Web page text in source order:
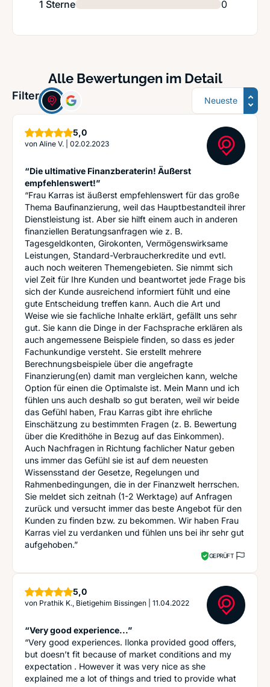
1 Sterne 0
Alle Bewertungen im Detail
Filter: Sortierung
5,0Sterne
von Aline V. 02.02.2023
“Die ultimative Finanzberaterin! Äußerst
empfehlenswert!”
“Frau Karras ist äußerst empfehlenswert für das große
Thema Baufinanzierung, weil das Hauptbestandteil ihrer
Dienstleistung ist. Aber sie hilft einem auch in anderen
finanziellen Beratungsanfragen wie z. B.
Tagesgeldkonten, Girokonten, Vermögenswirksame
Leistungen, Standard-Verbraucherkredite und evtl.
auch noch weiteren Themengebieten. Sie nimmt sich
viel Zeit für Ihre Kunden und beantwortet jede Frage bis
sich der Kunde ausreichend informiert fühlt und eine
gute Entscheidung treffen kann. Auch die Art und
Weise wie sie fachliche Inhalte erklärt, gefällt uns sehr
gut. Sie kann die Dinge in der Fachsprache erklären als
auch angemessene Beispiele finden, so dass es jeder
Fachunkundige versteht. Sie erstellt mehrere
Berechnungsbeispiele über die angefragte
Finanzierung(en) damit man vergleichen kann, welche
Option für einen die Optimalste ist. Mein Mann und ich
fühlen uns auch deshalb so gut beraten, weil wir beide
das Gefühl haben, Frau Karras gibt ihre ehrliche
Einschätzung zu bestimmten Fragen (z. B. Bewertung
über die Kredithöhe in Bezug auf das Einkommen).
Auch Nachfragen in Richtung fachlicher Natur geben
uns immer das Gefühl sie ist auf dem neuesten
Wissensstand der Gesetze, Regelungen und
Rahmenbedingungen, die in der Finanzwelt herrschen.
Sie meldet sich zeitnah (1-2 Werktage) auf Anfragen
zurück und versucht immer das beste Angebot für den
Kunden zu finden bzw. zu bekommen. Wir haben Frau
Karras viel zu verdanken und fühlen uns bei ihr sehr gut
aufgehoben.”
GEPRÜFT
5,0Sterne
von Prathik K., Bietigehim Bissingen 11.04.2022
“Very good experience...”
“Very good experiences. Ilonka provided good offers,
but doesn’t fit because of market conditions and my
expectation . However it was very nice as she
explained me a lot of things and tried to provide what